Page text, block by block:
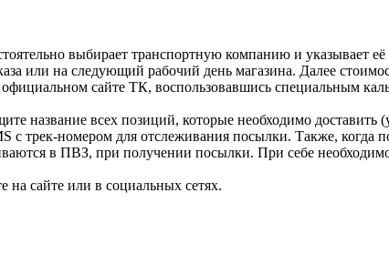
выбирает транспортную компанию и указывает
или на следующий рабочий день магазина. Далее
сайте ТК, воспользовавшись специальным
название всех позиций, которые необходимо доставить
с трек-номером для отслеживания посылки. Также, когда
в ПВЗ, при получении посылки. При себе
сайте или в социальных сетях.